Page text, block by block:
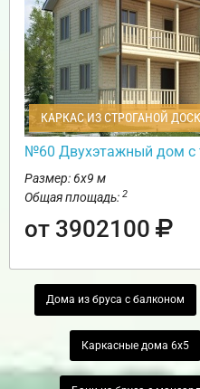
КАРКАС ИЗ СТРОГАНОЙ
№60 Двухэтажный дом с
Размер: 6х9 м
Общая площадь: 2
от 3902100
Дома из бруса с балконом
Каркасные дома 6х5